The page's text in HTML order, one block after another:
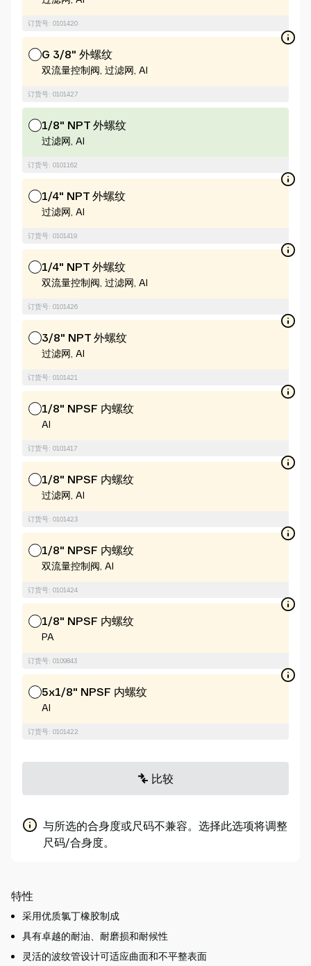
订货号: 0101420
G 3/8" 外螺纹
双流量控制阀, 过滤网, Al
订货号: 0101427
1/8" NPT 外螺纹
过滤网, Al
订货号: 0101162
1/4" NPT 外螺纹
过滤网, Al
订货号: 0101419
1/4" NPT 外螺纹
双流量控制阀, 过滤网, Al
订货号: 0101426
3/8" NPT 外螺纹
过滤网, Al
订货号: 0101421
1/8" NPSF 内螺纹
Al
订货号: 0101417
1/8" NPSF 内螺纹
过滤网, Al
订货号: 0101423
1/8" NPSF 内螺纹
双流量控制阀, Al
订货号: 0101424
1/8" NPSF 内螺纹
PA
订货号: 0109843
5x1/8" NPSF 内螺纹
Al
订货号: 0101422
比较
与所选的合身度或尺码不兼容。选择此选项将调整
尺码/合身度。
特性
采用优质氯丁橡胶制成
具有卓越的耐油、耐磨损和耐候性
灵活的波纹管设计可适应曲面和不平整表面